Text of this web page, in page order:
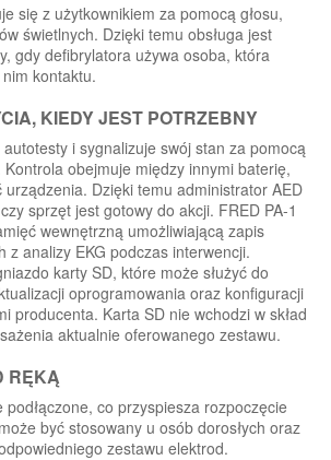
się z użytkownikiem za pomocą głosu,
świetlnych. Dzięki temu obsługa jest
gdy defibrylatora używa osoba, która
kontaktu.
KIEDY JEST POTRZEBNY
i sygnalizuje swój stan za pomocą
obejmuje między innymi baterię,
Dzięki temu administrator AED
sprzęt jest gotowy do akcji. FRED PA-1
wewnętrzną umożliwiającą zapis
z analizy EKG podczas interwencji.
karty SD, które może służyć do
oprogramowania oraz konfiguracji
producenta. Karta SD nie wchodzi w skład
aktualnie oferowanego zestawu.
RĘKĄ
co przyspiesza rozpoczęcie
być stosowany u osób dorosłych oraz
zestawu elektrod.